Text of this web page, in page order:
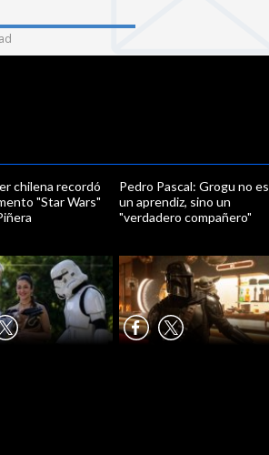
chilena recordó
"Star Wars"
Pedro Pascal: Grogu no es
un aprendiz, sino un
"verdadero compañero"